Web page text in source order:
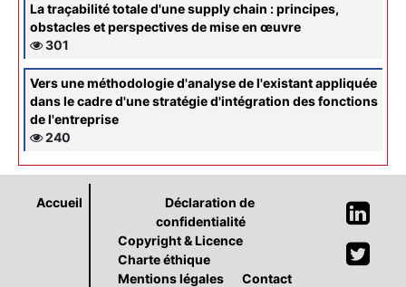
La traçabilité totale d'une supply chain : principes,
obstacles et perspectives de mise en œuvre
301
Vers une méthodologie d'analyse de l'existant appliquée
dans le cadre d'une stratégie d'intégration des fonctions
de l'entreprise
240
Accueil
Déclaration de
confidentialité
Copyright & Licence
Charte éthique
Mentions légales
Contact